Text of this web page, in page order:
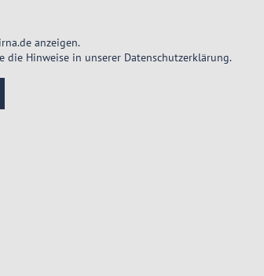
anzeigen.
die Hinweise in unserer Datenschutzerklärung.